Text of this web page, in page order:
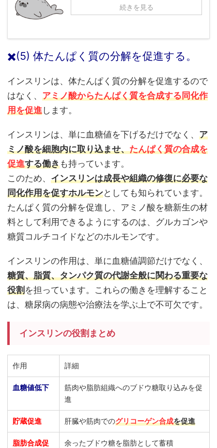
続きを見る
✖️(5) 体たんぱく質の分解を促進する。
インスリンは、体たんぱく質の分解を促進するので
はなく、 アミノ酸からたんぱく質を合成する同化作
用を促進します。
インスリンは、単に血糖値を下げるだけでなく、 ア
ミノ酸を細胞内に取り込ませ、たんぱく質の合成を
促進する働きも持っています。
このため、 インスリンは成長や組織の修復に必要な
同化作用を促すホルモンとしても知られています。
たんぱく質の分解を促進し、アミノ酸を糖新生の材
料として利用できるようにするのは、グルカゴンや
糖質コルチコイドなどのホルモンです。
インスリンの作用は、単に血糖値調節だけでなく、
糖質、脂質、タンパク質の代謝全般に関わる重要な
役割を担っています。これらの働きを理解すること
は、糖尿病の病態や治療法を学ぶ上で不可欠です。
インスリンの役割まとめ
作用 詳細
血糖値低下
筋肉や脂肪組織へのブドウ糖取り込みを促
進
貯蔵促進 肝臓や筋肉でのグリコーゲン合成を促進
脂肪合成促
余ったブドウ糖を脂肪として蓄積